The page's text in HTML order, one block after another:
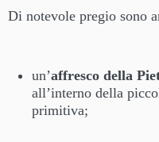
Di notevole pregio sono
un’affresco della
all’interno della
primitiva;